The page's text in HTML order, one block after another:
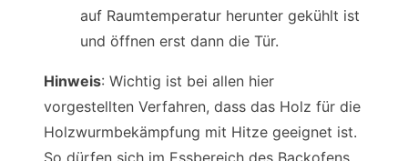
auf Raumtemperatur herunter gekühlt ist
und öffnen erst dann die Tür.
Hinweis: Wichtig ist bei allen hier
vorgestellten Verfahren, dass das Holz für die
Holzwurmbekämpfung mit Hitze geeignet ist.
So dürfen sich im Essbereich des Backofens